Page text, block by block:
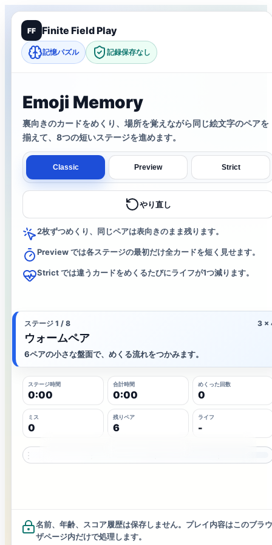
FF Finite Field Play
記憶パズル 記録保存なし
ステージ 1 / 8 3 x
ウォームペア
6ペアの小さな盤面で、めくる流れをつかみます。
ステージ時間
0:00
合計時間
0:00
めくった回数
0
ミス
0
残りペア
6
ライフ
-
🐶 🍕 ⚽ 🍎
🐶 🍕 🚗 ⚽
🌙 🍎 🚗 🌙
Emoji Memory
裏向きのカードをめくり、場所を覚えながら同じ絵文字のペアを
揃えて、8つの短いステージを進めます。
Classic Preview Strict
やり直し
2枚ずつめくり、同じペアは表向きのまま残ります。
Preview では各ステージの最初だけ全カードを短く見せます。
Strict では違うカードをめくるたびにライフが1つ減ります。
名前、年齢、スコア履歴は保存しません。プレイ内容はこのブラウ
ザページ内だけで処理します。